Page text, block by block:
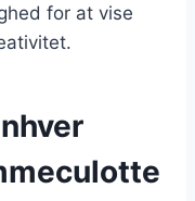
for at vise